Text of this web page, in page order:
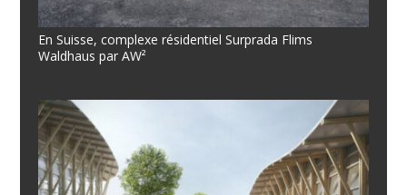
En Suisse, complexe résidentiel Surprada Flims
Waldhaus par AW²